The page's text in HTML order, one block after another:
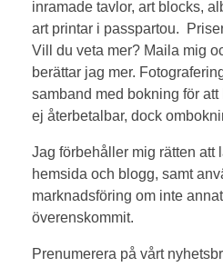
inramade tavlor, art blocks,
art printar i passpartou.
Vill du veta mer? Maila mig
berättar jag mer.
samband med bokning för
ej återbetalbar, dock
Jag förbehåller mig rätten att
hemsida och blogg, samt
marknadsföring om inte
överenskommit.
Prenumerera på vårt